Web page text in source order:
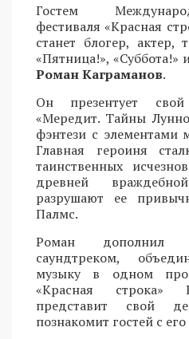
Гостем
фестиваля «Красная
станет блогер, актер,
«Пятница!», «Суббота!»
Роман Каграманов.
Он презентует
«Мередит. Тайны
фэнтези с элементами
Главная героиня
таинственных
древней
разрушают ее
Палмс.
Роман дополнил
саундтреком,
музыку в одном
«Красная строка»
представит свой
познакомит гостей с